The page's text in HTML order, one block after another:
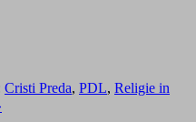
Cristi Preda, PDL, Religie in